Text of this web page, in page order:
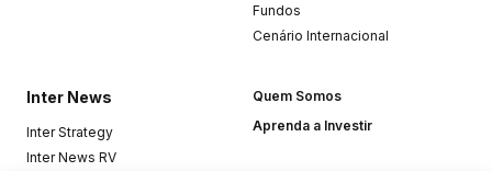
Fundos
Cenário Internacional
Inter News
Inter Strategy
Inter News RV
Quem Somos
Aprenda a Investir